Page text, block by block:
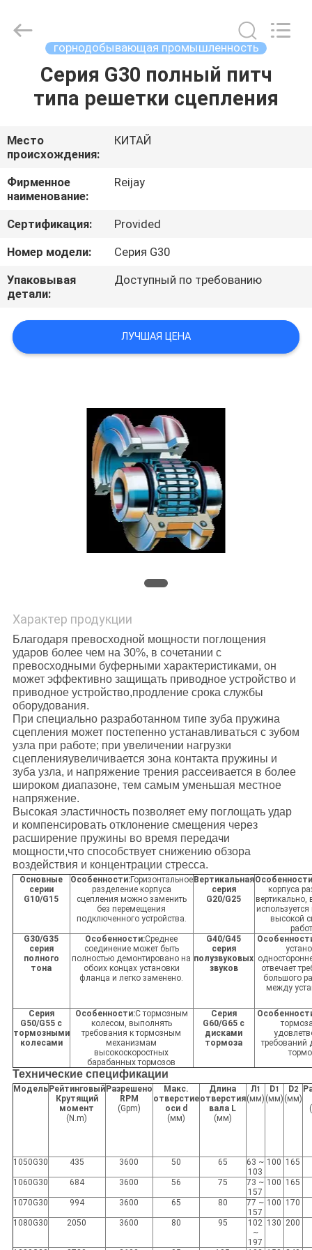
ГЛАВНАЯ
СТРАНИЦА
ПРОДУКТЫ
ВИДЕО
О
НАС
ПУТЕШЕСТВИЕ
ФАБРИКИ
КОНТАКТНЫЕ
СПРОСИТЕ
OFFICIAL
WEBSITE
КАРТА
САЙТА
PRIVACY
POLICY
горнодобывающая промышленность
Серия G30 полный питч
типа решетки сцепления
Место
происхождения:
КИТАЙ
Фирменное
наименование:
Reijay
Сертификация:
Provided
Номер модели:
Серия G30
Упаковывая
детали:
Доступный по требованию
ЛУЧШАЯ ЦЕНА
Характер продукции
Благодаря превосходной мощности поглощения
ударов более чем на 30%, в сочетании с
превосходными буферными характеристиками, он
может эффективно защищать приводное устройство и
приводное устройство,продление срока службы
оборудования.
При специально разработанном типе зуба пружина
сцепления может постепенно устанавливаться с зубом
узла при работе; при увеличении нагрузки
сцепленияувеличивается зона контакта пружины и
зуба узла, и напряжение трения рассеивается в более
широком диапазоне, тем самым уменьшая местное
напряжение.
Высокая эластичность позволяет ему поглощать удар
и компенсировать отклонение смещения через
расширение пружины во время передачи
мощности,что способствует снижению обзора
воздействия и концентрации стресса.
Основные
серии
G10/G15
Особенности:Горизонтальное
разделение корпуса
сцепления можно заменить
без перемещения
подключенного устройства.
Вертикальная
серия
G20/G25
корпуса
высокой
G30/G35
серия
полного
тона
Особенности:Среднее
соединение может быть
полностью демонтировано на
обоих концах установки
фланца и легко заменено.
G40/G45
серия
полузвуковых
звуков
отвечает
большого
между
Серия
G50/G55 с
тормозными
колесами
Особенности:С тормозным
колесом, выполнять
требования к тормозным
механизмам
высокоскоростных
барабанных тормозов
Серия
G60/G65 с
дисками
тормоза
требований
Технические спецификации
Модель Рейтинговый
Крутящий
момент
(N.m)
Разрешено
RPM
(Gpm)
Макс.
отверстие
оси d
(мм)
Длина
отверстия
вала L
(мм)
Л 1
(мм)
D1
(мм)
D2
(мм)
1050G30 435 3600 50 65
63 ~
103
100 165
1060G30 684 3600 56 75
73 ~
157
100 165
1070G30 994 3600 65 80
77 ~
157
100 170
1080G30 2050 3600 80 95
102
~
197
130 200